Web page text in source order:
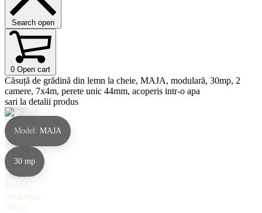
Search open
0 Open cart
Căsuță de grădină din lemn la cheie, MAJA, modulară, 30mp, 2
camere, 7x4m, perete unic 44mm, acoperis intr-o apa
sari la detalii produs
Model: MAJA
30 mp
Montaj
2–6
zile
10 ani
garanție
120+
montaje
WhatsApp